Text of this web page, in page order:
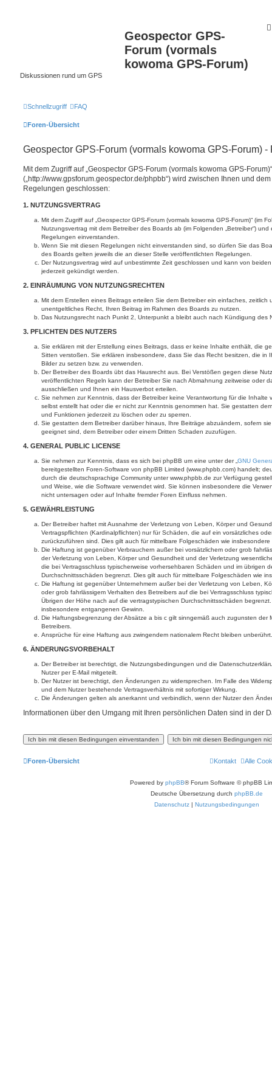
Geospector GPS-
Forum (vormals
kowoma GPS-Forum)
Diskussionen rund um GPS
Schnellzugriff FAQ
Foren-Übersicht
Geospector GPS-Forum (vormals kowoma GPS-Forum) -
Mit dem Zugriff auf „Geospector GPS-Forum (vormals kowoma GPS-Forum)“
(„http://www.gpsforum.geospector.de/phpbb“) wird zwischen Ihnen und
Regelungen geschlossen:
1. NUTZUNGSVERTRAG
Mit dem Zugriff auf „Geospector GPS-Forum (vormals kowoma GPS-Forum)“ (im
Nutzungsvertrag mit dem Betreiber des Boards ab (im Folgenden „Betreiber“)
Regelungen einverstanden.
Wenn Sie mit diesen Regelungen nicht einverstanden sind, so dürfen Sie das
des Boards gelten jeweils die an dieser Stelle veröffentlichten Regelungen.
Der Nutzungsvertrag wird auf unbestimmte Zeit geschlossen und kann von
jederzeit gekündigt werden.
2. EINRÄUMUNG VON NUTZUNGSRECHTEN
Mit dem Erstellen eines Beitrags erteilen Sie dem Betreiber ein einfaches, zeitlich
unentgeltliches Recht, Ihren Beitrag im Rahmen des Boards zu nutzen.
Das Nutzungsrecht nach Punkt 2, Unterpunkt a bleibt auch nach Kündigung des
3. PFLICHTEN DES NUTZERS
Sie erklären mit der Erstellung eines Beitrags, dass er keine Inhalte enthält, die
Sitten verstoßen. Sie erklären insbesondere, dass Sie das Recht besitzen, die in
Bilder zu setzen bzw. zu verwenden.
Der Betreiber des Boards übt das Hausrecht aus. Bei Verstößen gegen diese
veröffentlichten Regeln kann der Betreiber Sie nach Abmahnung zeitweise oder
ausschließen und Ihnen ein Hausverbot erteilen.
Sie nehmen zur Kenntnis, dass der Betreiber keine Verantwortung für die Inhalte
selbst erstellt hat oder die er nicht zur Kenntnis genommen hat. Sie gestatten
und Funktionen jederzeit zu löschen oder zu sperren.
Sie gestatten dem Betreiber darüber hinaus, Ihre Beiträge abzuändern, sofern
geeignet sind, dem Betreiber oder einem Dritten Schaden zuzufügen.
4. GENERAL PUBLIC LICENSE
Sie nehmen zur Kenntnis, dass es sich bei phpBB um eine unter der „ GNU
bereitgestellten Foren-Software von phpBB Limited (www.phpbb.com) handelt;
durch die deutschsprachige Community unter www.phpbb.de zur Verfügung
und Weise, wie die Software verwendet wird. Sie können insbesondere die
nicht untersagen oder auf Inhalte fremder Foren Einfluss nehmen.
5. GEWÄHRLEISTUNG
Der Betreiber haftet mit Ausnahme der Verletzung von Leben, Körper und
Vertragspflichten (Kardinalpflichten) nur für Schäden, die auf ein vorsätzliches
zurückzuführen sind. Dies gilt auch für mittelbare Folgeschäden wie
Die Haftung ist gegenüber Verbrauchern außer bei vorsätzlichem oder grob
der Verletzung von Leben, Körper und Gesundheit und der Verletzung
die bei Vertragsschluss typischerweise vorhersehbaren Schäden und im übrigen
Durchschnittsschäden begrenzt. Dies gilt auch für mittelbare Folgeschäden wie
Die Haftung ist gegenüber Unternehmern außer bei der Verletzung von Leben,
oder grob fahrlässigem Verhalten des Betreibers auf die bei Vertragsschluss
Übrigen der Höhe nach auf die vertragstypischen Durchschnittsschäden
insbesondere entgangenen Gewinn.
Die Haftungsbegrenzung der Absätze a bis c gilt sinngemäß auch zugunsten der
Betreibers.
Ansprüche für eine Haftung aus zwingendem nationalem Recht bleiben unberührt.
6. ÄNDERUNGSVORBEHALT
Der Betreiber ist berechtigt, die Nutzungsbedingungen und die
Nutzer per E-Mail mitgeteilt.
Der Nutzer ist berechtigt, den Änderungen zu widersprechen. Im Falle des
und dem Nutzer bestehende Vertragsverhältnis mit sofortiger Wirkung.
Die Änderungen gelten als anerkannt und verbindlich, wenn der Nutzer den
Informationen über den Umgang mit Ihren persönlichen Daten sind in der
Foren-Übersicht Alle
Kontakt
Powered by phpBB® Forum Software © phpBB
Deutsche Übersetzung durch phpBB.de
Datenschutz | Nutzungsbedingungen